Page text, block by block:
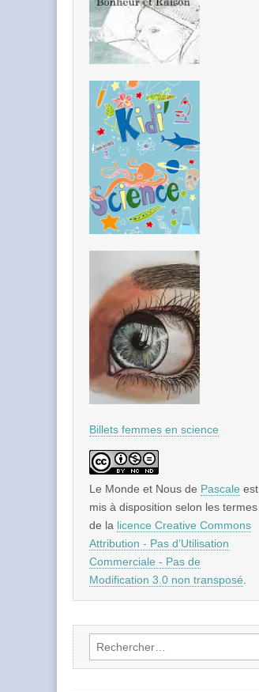
Billets femmes en science
Le Monde et Nous de Pascale est
mis à disposition selon les termes
de la licence Creative Commons
Attribution - Pas d’Utilisation
Commerciale - Pas de
Modification 3.0 non transposé.
Rechercher :